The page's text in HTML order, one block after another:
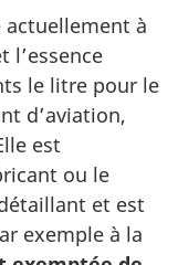
actuellement à
l’essence
le litre pour le
d’aviation,
est
ou le
et est
exemple à la